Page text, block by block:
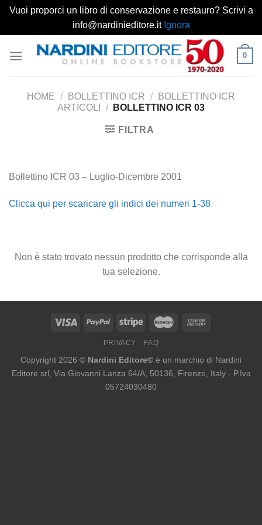
Vuoi proporci un libro di conservazione e restauro? Scrivi a
info@nardinieditore.it Ignora
0
HOME / BOLLETTINO ICR /
BOLLETTINO ICR
ARTICOLI
/ BOLLETTINO ICR 03
FILTRA
Bollettino ICR 03 – Luglio-Dicembre 2001
Clicca qui per scaricare gli indici dei numeri 1-38
Non è stato trovato nessun prodotto che corrisponde alla
tua selezione.
PRIVACY FAQ
Copyright 2026 © Nardini Editore© è un marchio di Nardini
Editore srl, Via Giovanni Lanza 64/A, 50136, Firenze, Italy - P.Iva
05724030480